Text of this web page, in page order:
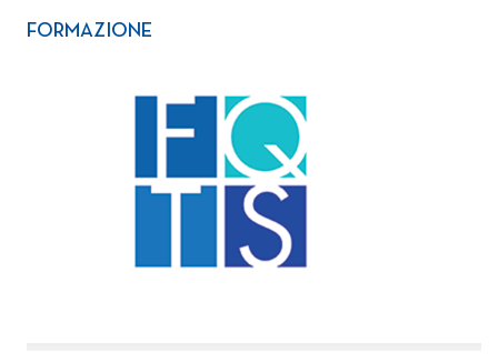
FORMAZIONE